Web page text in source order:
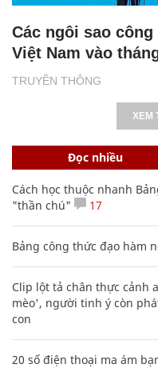
TRUYỀN THÔNG
Các ngôi sao
Việt Nam vào
XEM
Đọc nhiều
Cách học thuộc nhanh
"thần chú"
17
Bảng công thức đạo hàm
Clip lột tả chân thực cảnh
mèo', người tinh ý còn
con
20 số điện thoại ma ám